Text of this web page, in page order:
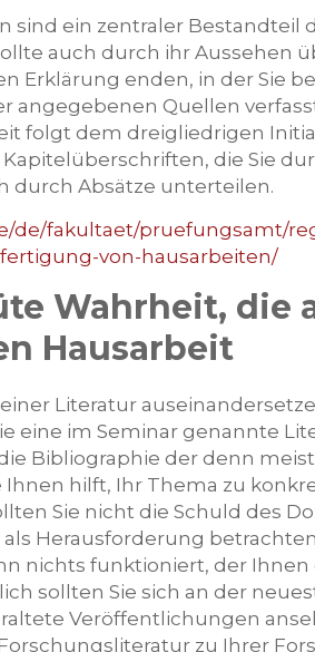
sind ein zentraler Bestandteil
auch durch ihr Aussehen
Erklärung enden, in der Sie
angegebenen Quellen
folgt dem dreigliedrigen
die Sie
durch Absätze unterteilen.
de/fakultaet/pruefungsamt/
von-hausarbeiten/
Wahrheit, die
Hausarbeit
Literatur
eine im Seminar genannte
Bibliographie der denn
hilft, Ihr Thema zu
Sie nicht die Schuld des
Herausforderung
nichts funktioniert, der
sollten Sie sich an der
Veröffentlichungen
zu Ihrer